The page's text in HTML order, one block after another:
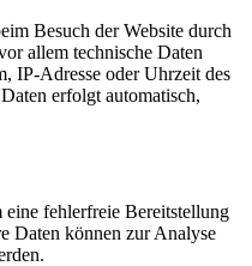
Besuch der Website durch
allem technische Daten
IP-Adresse oder Uhrzeit des
erfolgt automatisch,
fehlerfreie Bereitstellung
Daten können zur Analyse